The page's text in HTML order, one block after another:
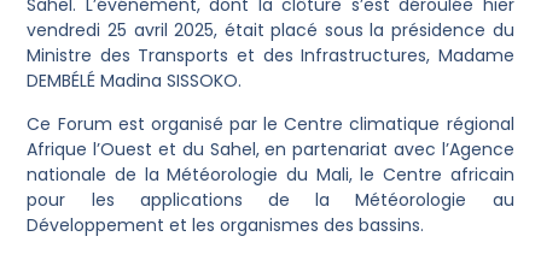
Sahel. L’événement, dont la clôture s’est déroulée hier
vendredi 25 avril 2025, était placé sous la présidence du
Ministre des Transports et des Infrastructures, Madame
DEMBÉLÉ Madina SISSOKO.
Ce Forum est organisé par le Centre climatique régional
Afrique l’Ouest et du Sahel, en partenariat avec l’Agence
nationale de la Météorologie du Mali, le Centre africain
pour les applications de la Météorologie au
Développement et les organismes des bassins.